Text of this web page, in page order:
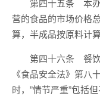
第四十五条 本办
营的食品的市场价格
算，半成品按原料计
第四十六条 餐饮
《食品安全法》第八
时，”情节严重”包括